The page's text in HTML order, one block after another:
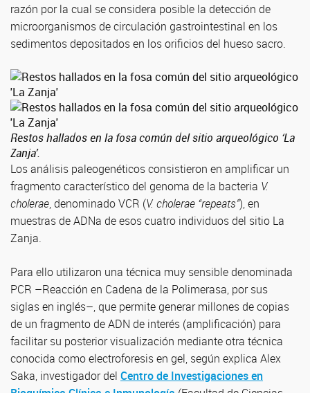
razón por la cual se considera posible la detección de
microorganismos de circulación gastrointestinal en los
sedimentos depositados en los orificios del hueso sacro.
Restos hallados en la fosa común del sitio arqueológico ‘La
Zanja’.
Los análisis paleogenéticos consistieron en amplificar un
fragmento característico del genoma de la bacteria V.
cholerae, denominado VCR (V. cholerae “repeats”), en
muestras de ADNa de esos cuatro individuos del sitio La
Zanja.
Para ello utilizaron una técnica muy sensible denominada
PCR –Reacción en Cadena de la Polimerasa, por sus
siglas en inglés–, que permite generar millones de copias
de un fragmento de ADN de interés (amplificación) para
facilitar su posterior visualización mediante otra técnica
conocida como electroforesis en gel, según explica Alex
Saka, investigador del Centro de Investigaciones en